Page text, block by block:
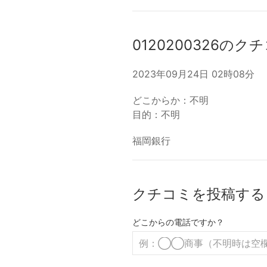
0120200326のクチ
2023年09月24日 02時08分
どこからか：不明
目的：不明
福岡銀行
クチコミを投稿する
どこからの電話ですか？